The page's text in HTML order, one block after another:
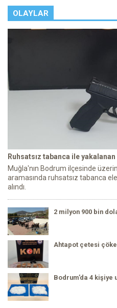
OLAYLAR
Ruhsatsız tabanca ile yakalanan
Muğla'nın Bodrum ilçesinde
aramasında ruhsatsız tabanca
alındı.
2 milyon 900 bin
Ahtapot çetesi
Bodrum’da 4 kişiye